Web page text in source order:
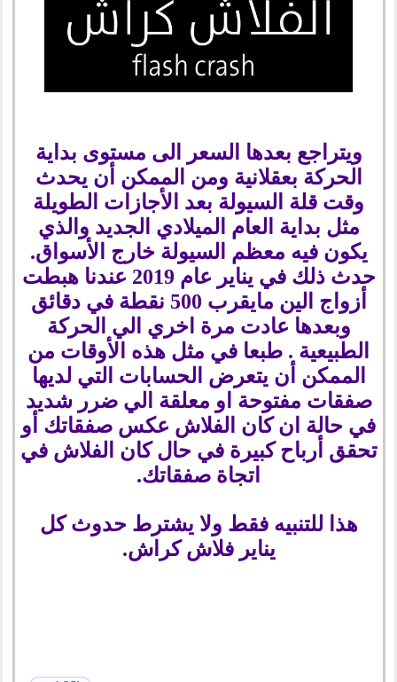
ويتراجع بعدها السعر الى مستوى بداية
الحركة بعقلانية ومن الممكن أن يحدث
وقت قلة السيولة بعد الأجازات الطويلة
مثل بداية العام الميلادي الجديد والذي
يكون فيه معظم السيولة خارج الأسواق.
حدث ذلك في يناير عام 2019 عندنا هبطت
أزواج الين مايقرب 500 نقطة في دقائق
وبعدها عادت مرة اخري الي الحركة
الطبيعية . طبعا في مثل هذه الأوقات من
الممكن أن يتعرض الحسابات التي لديها
صفقات مفتوحة او معلقة الي ضرر شديد
في حالة ان كان الفلاش عكس صفقاتك أو
تحقق أرباح كبيرة في حال كان الفلاش في
اتجاة صفقاتك.
هذا للتنبيه فقط ولا يشترط حدوث كل
يناير فلاش كراش.